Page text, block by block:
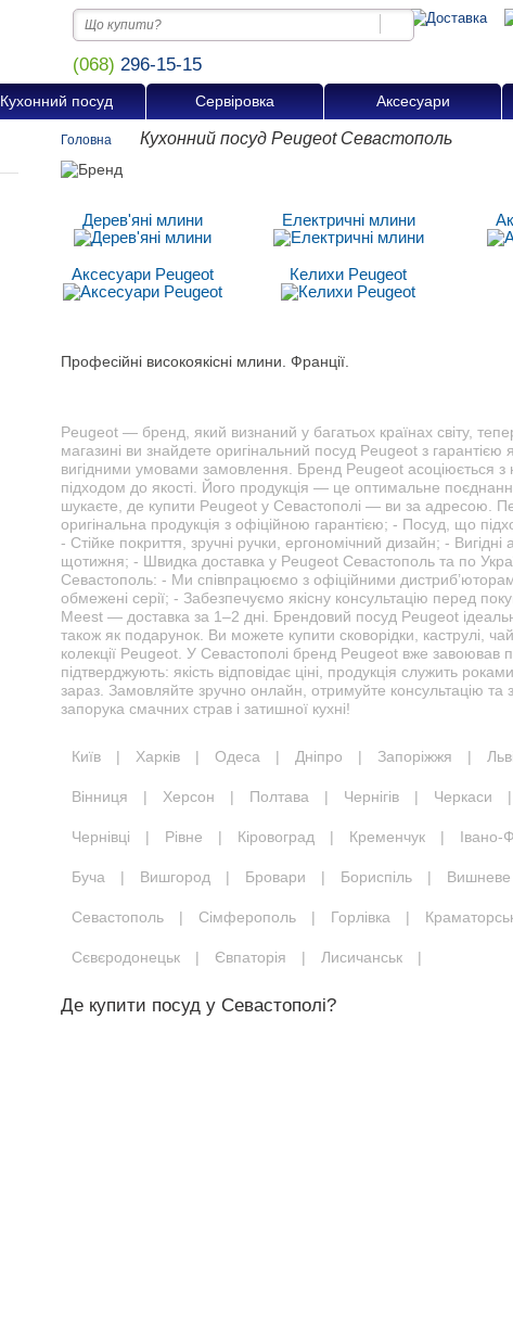
(068) 296-15-15
Кухонний посуд Сервіровка Аксесуари
Головна Кухонний посуд Peugeot Севастополь
Дерев'яні млини Електричні млини
Аксесуари Peugeot Келихи Peugeot
Професійні високоякісні млини. Франції.
Peugeot — бренд, який визнаний у багатьох країнах світу,
магазині ви знайдете оригінальний посуд Peugeot з
вигідними умовами замовлення. Бренд Peugeot асоціюється з
підходом до якості. Його продукція — це оптимальне
шукаєте, де купити Peugeot у Севастополі — ви за адресою.
оригінальна продукція з офіційною гарантією; - Посуд, що
- Стійке покриття, зручні ручки, ергономічний дизайн; -
щотижня; - Швидка доставка у Peugeot Севастополь та по
Севастополь: - Ми співпрацюємо з офіційними
обмежені серії; - Забезпечуємо якісну консультацію перед
Meest — доставка за 1–2 дні. Брендовий посуд Peugeot
також як подарунок. Ви можете купити сковорідки, каструлі,
колекції Peugeot. У Севастополі бренд Peugeot вже завоював
підтверджують: якість відповідає ціні, продукція служить
зараз. Замовляйте зручно онлайн, отримуйте консультацію
запорука смачних страв і затишної кухні!
Київ | Харків | Одеса | Дніпро | Запоріжжя |
Вінниця | Херсон | Полтава | Чернігів | Черкаси |
Чернівці | Рівне | Кіровоград | Кременчук | Івано-
Буча | Вишгород | Бровари | Бориспіль | Вишневе
Севастополь | Сімферополь | Горлівка |
Сєвєродонецьк | Євпаторія | Лисичанськ |
Де купити посуд у Севастополі?